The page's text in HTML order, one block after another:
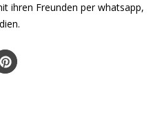
ihren Freunden per whatsapp,